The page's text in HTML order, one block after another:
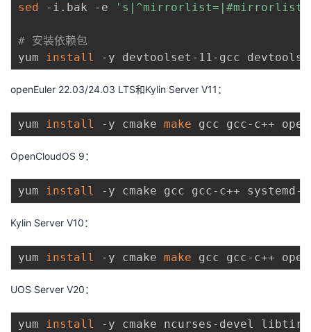
sed
-i.bak -e
# 安装依赖包
yum install
openEuler 22.03/24.03 LTS和Kylin Server V11：
yum install -y cmake make
OpenCloudOS 9：
yum install
Kylin Server V10：
yum install -y cmake make
UOS Server V20：
yum install